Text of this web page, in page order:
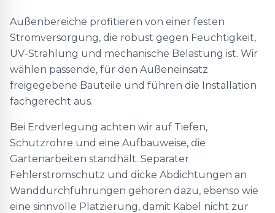
Außenbereiche profitieren von einer festen
Stromversorgung, die robust gegen Feuchtigkeit,
UV-Strahlung und mechanische Belastung ist. Wir
wählen passende, für den Außeneinsatz
freigegebene Bauteile und führen die Installation
fachgerecht aus.
Bei Erdverlegung achten wir auf Tiefen,
Schutzrohre und eine Aufbauweise, die
Gartenarbeiten standhält. Separater
Fehlerstromschutz und dicke Abdichtungen an
Wanddurchführungen gehören dazu, ebenso wie
eine sinnvolle Platzierung, damit Kabel nicht zur